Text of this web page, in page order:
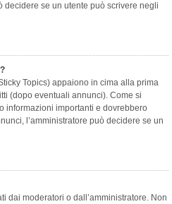
decidere se un utente può scrivere negli
Topics) appaiono in cima alla prima
(dopo eventuali annunci). Come si
informazioni importanti e dovrebbero
l’amministratore può decidere se un
dai moderatori o dall’amministratore. Non